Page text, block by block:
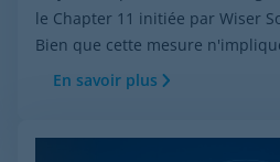
le Chapter 11 initiée par Wiser
Bien que cette mesure
En savoir plus